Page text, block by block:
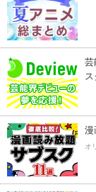
芸
漫
オ